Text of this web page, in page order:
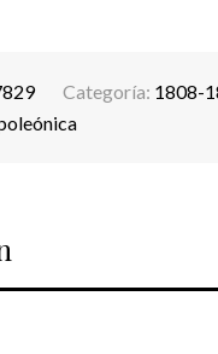
Categoría: 1808-